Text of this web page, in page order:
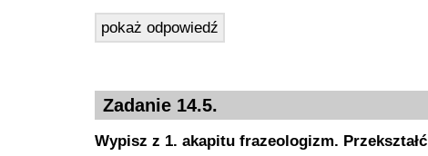
pokaż odpowiedź
Zadanie 14.5.
Wypisz z 1. akapitu frazeologizm.